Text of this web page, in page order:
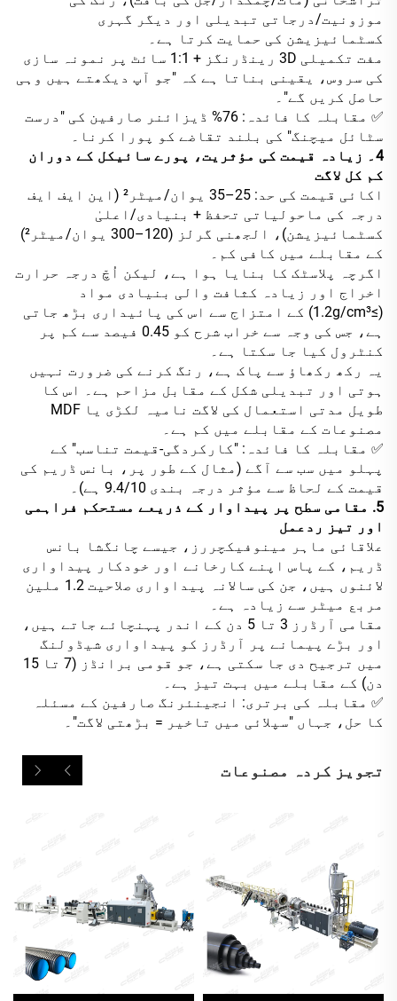
موزونیت/درجاتی تبدیلی اور دیگر گہری
کسٹمائیزیشن کی حمایت کرتا ہے۔
مفت تکمیلی 3D رینڈرنگز + 1:1 سائٹ پر نمونہ سازی
کی سروس، یقینی بناتا ہے کہ "جو آپ دیکھتے ہیں وہی
حاصل کریں گے"۔
✅ مقابلہ کا فائدہ: 76% ڈیزائنر صارفین کی "درست
سٹائل میچنگ" کی بلند تقاضے کو پورا کرنا۔
4۔ زیادہ قیمت کی مؤثریت، پورے سائیکل کے دوران
کم کل لاگت
اکائی قیمت کی حد: 25–35 یوان/میٹر² (این ایف ایف
درجہ کی ماحولیاتی تحفظ + بنیادی/اعلیٰ
کسٹمائیزیشن)، الجھنی گرلز (120–300 یوان/میٹر²)
کے مقابلے میں کافی کم۔
اگرچہ پلاسٹک کا بنایا ہوا ہے، لیکن اُچّ درجہ حرارت
اخراج اور زیادہ کثافت والی بنیادی مواد
(≥1.2g/cm³) کے امتزاج سے اس کی پائیداری بڑھ جاتی
ہے، جس کی وجہ سے خراب شرح کو 0.45 فیصد سے کم پر
کنٹرول کیا جا سکتا ہے۔
یہ رکھ رکھاؤ سے پاک ہے، رنگ کرنے کی ضرورت نہیں
ہوتی اور تبدیلی شکل کے مقابل مزاحم ہے۔ اس کا
طویل مدتی استعمال کی لاگت نامیہ لکڑی یا MDF
مصنوعات کے مقابلے میں کم ہے۔
✅ مقابلہ کا فائدہ: "کارکردگی-قیمت تناسب" کے
پہلو میں سب سے آگے (مثال کے طور پر، بانس ڈریم کی
قیمت کے لحاظ سے مؤثر درجہ بندی 9.4/10 ہے)۔
5. مقامی سطح پر پیداوار کے ذریعے مستحکم فراہمی
اور تیز ردعمل
علاقائی ماہر مینوفیکچررز، جیسے چانگشا بانس
ڈریم، کے پاس اپنے کارخانے اور خودکار پیداواری
لائنوں ہیں، جن کی سالانہ پیداواری صلاحیت 1.2 ملین
مربع میٹر سے زیادہ ہے۔
مقامی آرڈرز 3 تا 5 دن کے اندر پہنچائے جاتے ہیں،
اور بڑے پیمانے پر آرڈرز کو پیداواری شیڈولنگ
میں ترجیح دی جا سکتی ہے، جو قومی برانڈز (7 تا 15
دن) کے مقابلے میں بہت تیز ہے۔
✅ مقابلہ کی برتری: انجینئرنگ صارفین کے مسئلہ
کا حل، جہاں "سپلائی میں تاخیر = بڑھتی لاگت"۔
تجویز کردہ مصنوعات